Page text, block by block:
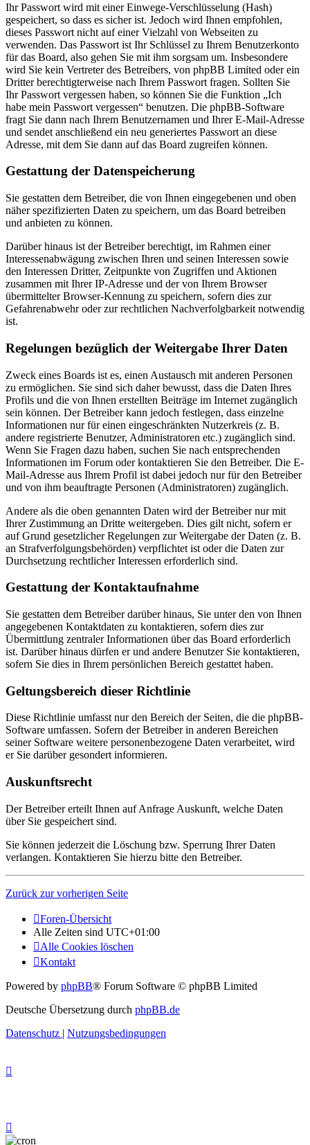
Ihr Passwort wird mit einer Einwege-Verschlüsselung (Hash)
gespeichert, so dass es sicher ist. Jedoch wird Ihnen empfohlen,
dieses Passwort nicht auf einer Vielzahl von Webseiten zu
verwenden. Das Passwort ist Ihr Schlüssel zu Ihrem Benutzerkonto
für das Board, also gehen Sie mit ihm sorgsam um. Insbesondere
wird Sie kein Vertreter des Betreibers, von phpBB Limited oder ein
Dritter berechtigterweise nach Ihrem Passwort fragen. Sollten Sie
Ihr Passwort vergessen haben, so können Sie die Funktion „Ich
habe mein Passwort vergessen“ benutzen. Die phpBB-Software
fragt Sie dann nach Ihrem Benutzernamen und Ihrer E-Mail-Adresse
und sendet anschließend ein neu generiertes Passwort an diese
Adresse, mit dem Sie dann auf das Board zugreifen können.
Gestattung der Datenspeicherung
Sie gestatten dem Betreiber, die von Ihnen eingegebenen und oben
näher spezifizierten Daten zu speichern, um das Board betreiben
und anbieten zu können.
Darüber hinaus ist der Betreiber berechtigt, im Rahmen einer
Interessenabwägung zwischen Ihren und seinen Interessen sowie
den Interessen Dritter, Zeitpunkte von Zugriffen und Aktionen
zusammen mit Ihrer IP-Adresse und der von Ihrem Browser
übermittelter Browser-Kennung zu speichern, sofern dies zur
Gefahrenabwehr oder zur rechtlichen Nachverfolgbarkeit notwendig
ist.
Regelungen bezüglich der Weitergabe Ihrer Daten
Zweck eines Boards ist es, einen Austausch mit anderen Personen
zu ermöglichen. Sie sind sich daher bewusst, dass die Daten Ihres
Profils und die von Ihnen erstellten Beiträge im Internet zugänglich
sein können. Der Betreiber kann jedoch festlegen, dass einzelne
Informationen nur für einen eingeschränkten Nutzerkreis (z. B.
andere registrierte Benutzer, Administratoren etc.) zugänglich sind.
Wenn Sie Fragen dazu haben, suchen Sie nach entsprechenden
Informationen im Forum oder kontaktieren Sie den Betreiber. Die E-
Mail-Adresse aus Ihrem Profil ist dabei jedoch nur für den Betreiber
und von ihm beauftragte Personen (Administratoren) zugänglich.
Andere als die oben genannten Daten wird der Betreiber nur mit
Ihrer Zustimmung an Dritte weitergeben. Dies gilt nicht, sofern er
auf Grund gesetzlicher Regelungen zur Weitergabe der Daten (z. B.
an Strafverfolgungsbehörden) verpflichtet ist oder die Daten zur
Durchsetzung rechtlicher Interessen erforderlich sind.
Gestattung der Kontaktaufnahme
Sie gestatten dem Betreiber darüber hinaus, Sie unter den von Ihnen
angegebenen Kontaktdaten zu kontaktieren, sofern dies zur
Übermittlung zentraler Informationen über das Board erforderlich
ist. Darüber hinaus dürfen er und andere Benutzer Sie kontaktieren,
sofern Sie dies in Ihrem persönlichen Bereich gestattet haben.
Geltungsbereich dieser Richtlinie
Diese Richtlinie umfasst nur den Bereich der Seiten, die die phpBB-
Software umfassen. Sofern der Betreiber in anderen Bereichen
seiner Software weitere personenbezogene Daten verarbeitet, wird
er Sie darüber gesondert informieren.
Auskunftsrecht
Der Betreiber erteilt Ihnen auf Anfrage Auskunft, welche Daten
über Sie gespeichert sind.
Sie können jederzeit die Löschung bzw. Sperrung Ihrer Daten
verlangen. Kontaktieren Sie hierzu bitte den Betreiber.
Zurück zur vorherigen Seite
Foren-Übersicht
Alle Zeiten sind UTC+01:00
Alle Cookies löschen
Kontakt
Powered by phpBB® Forum Software © phpBB Limited
Deutsche Übersetzung durch phpBB.de
Datenschutz | Nutzungsbedingungen